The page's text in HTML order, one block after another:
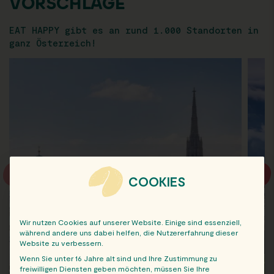
VORSCHLÄGE
EAT HAPPY gibt es an rund 1.000 Standorten in
ganz Österreich!
COOKIES
Wir nutzen Cookies auf unserer Website. Einige sind essenziell,
während andere uns dabei helfen, die Nutzererfahrung dieser
Website zu verbessern.
Wenn Sie unter 16 Jahre alt sind und Ihre Zustimmung zu
freiwilligen Diensten geben möchten, müssen Sie Ihre